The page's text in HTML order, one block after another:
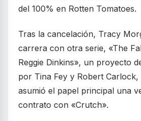
del 100% en Rotten Tomatoes.
Tras la cancelación, Tracy
carrera con otra serie, «The
Reggie Dinkins», un proyecto
por Tina Fey y Robert
asumió el papel principal una
contrato con «Crutch».